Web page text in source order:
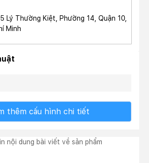
Lý Thường Kiệt, Phường 14, Quận 10,
Minh
thêm cấu hình chi tiết
nội dung bài viết về sản phẩm